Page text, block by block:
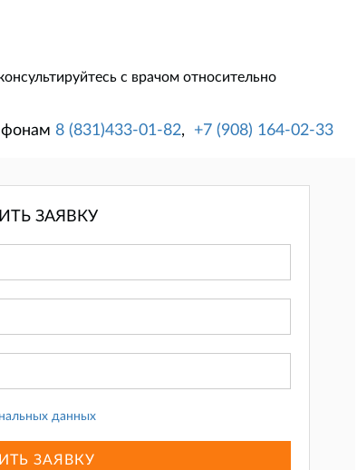
с врачом относительно
8 (831)433-01-82, +7 (908) 164-02-33
ЗАЯВКУ
данных
ЗАЯВКУ